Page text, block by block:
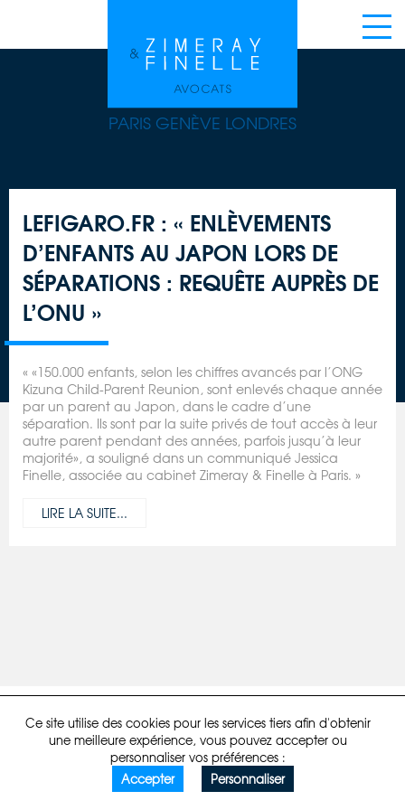
Ce site utilise des cookies pour les services tiers afin d'obtenir
une meilleure expérience, vous pouvez accepter ou
personnaliser vos préférences :
Accepter
Personnaliser
PARIS GENÈVE LONDRES
LEFIGARO.FR : « ENLÈVEMENTS
D’ENFANTS AU JAPON LORS DE
SÉPARATIONS : REQUÊTE AUPRÈS DE
L’ONU »
« «150.000 enfants, selon les chiffres avancés par l’ONG
Kizuna Child-Parent Reunion, sont enlevés chaque année
par un parent au Japon, dans le cadre d’une
séparation. Ils sont par la suite privés de tout accès à leur
autre parent pendant des années, parfois jusqu’à leur
majorité», a souligné dans un communiqué Jessica
Finelle, associée au cabinet Zimeray & Finelle à Paris. »
LIRE LA SUITE...